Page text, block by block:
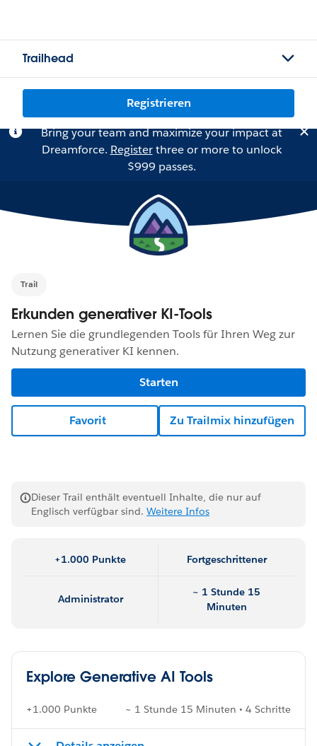
Trailhead
Registrieren
Bring your team and maximize your impact at
Dreamforce. Registerthree or more to unlock
$999 passes.
Trail
Erkunden generativer KI-Tools
Lernen Sie die grundlegenden Tools für Ihren Weg zur
Nutzung generativer KI kennen.
Starten
Favorit Zu Trailmix hinzufügen
Dieser Trail enthält eventuell Inhalte, die nur auf
Englisch verfügbar sind. Weitere Infos
+1.000 Punkte Fortgeschrittener
Administrator
~ 1 Stunde 15
Minuten
Explore Generative AI Tools
+1.000 Punkte ~ 1 Stunde 15 Minuten • 4 Schritte